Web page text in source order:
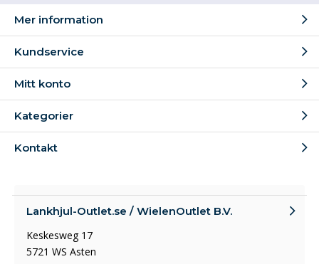
Mer information
Kundservice
Mitt konto
Kategorier
Kontakt
Lankhjul-Outlet.se / WielenOutlet B.V.
Keskesweg 17
5721 WS Asten